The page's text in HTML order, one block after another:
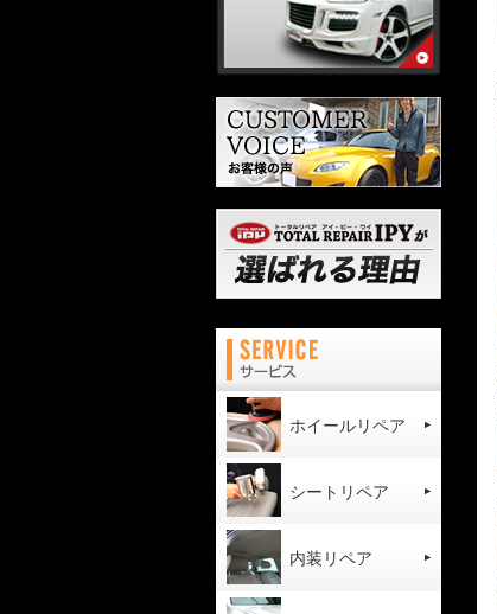
ホイールリペア
シートリペア
内装リペア